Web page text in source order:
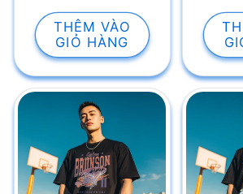
THÊM VÀO
GIỎ HÀNG